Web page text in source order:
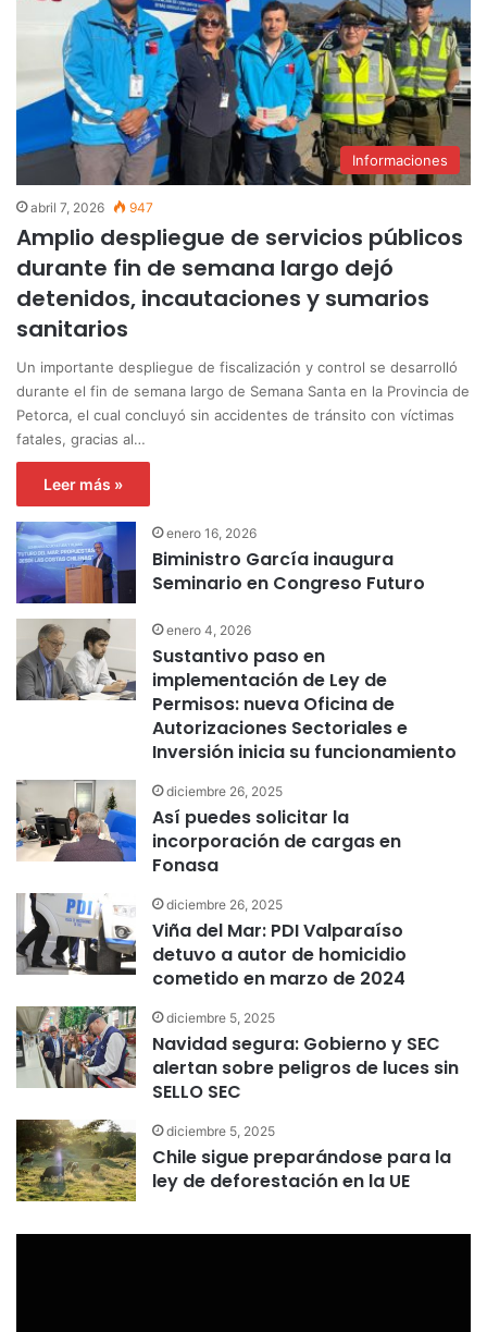
Informaciones
abril 7, 2026 947
Amplio despliegue de servicios públicos
durante fin de semana largo dejó
detenidos, incautaciones y sumarios
sanitarios
Un importante despliegue de fiscalización y control se desarrolló
durante el fin de semana largo de Semana Santa en la Provincia de
Petorca, el cual concluyó sin accidentes de tránsito con víctimas
fatales, gracias al…
Leer más »
enero 16, 2026
Biministro García inaugura
Seminario en Congreso Futuro
enero 4, 2026
Sustantivo paso en
implementación de Ley de
Permisos: nueva Oficina de
Autorizaciones Sectoriales e
Inversión inicia su funcionamiento
diciembre 26, 2025
Así puedes solicitar la
incorporación de cargas en
Fonasa
diciembre 26, 2025
Viña del Mar: PDI Valparaíso
detuvo a autor de homicidio
cometido en marzo de 2024
diciembre 5, 2025
Navidad segura: Gobierno y SEC
alertan sobre peligros de luces sin
SELLO SEC
diciembre 5, 2025
Chile sigue preparándose para la
ley de deforestación en la UE